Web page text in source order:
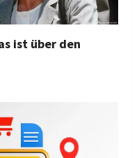
ist über den